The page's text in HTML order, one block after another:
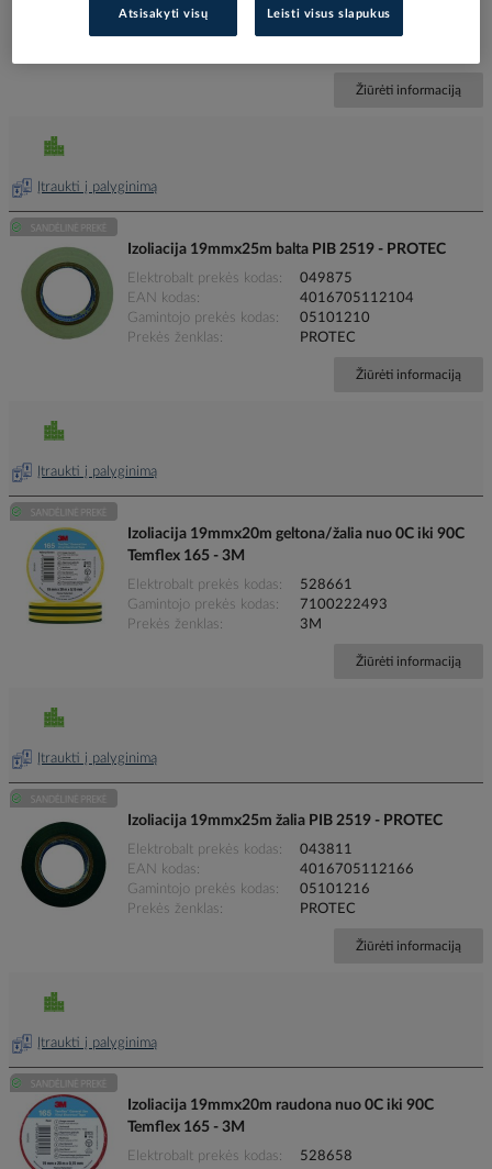
Elektrobalt prekės kodas
527159
Gamintojo prekės kodas
890520-010
Žiūrėti informaciją
Įtraukti į palyginimą
Izoliacija 19mmx25m balta PIB 2519 - PROTEC
Elektrobalt prekės kodas
049875
EAN kodas
4016705112104
Gamintojo prekės kodas
05101210
Prekės ženklas
PROTEC
Žiūrėti informaciją
Įtraukti į palyginimą
Izoliacija 19mmx20m geltona/žalia nuo 0C iki 90C
Temflex 165 - 3M
Elektrobalt prekės kodas
528661
Gamintojo prekės kodas
7100222493
Prekės ženklas
3M
Žiūrėti informaciją
Įtraukti į palyginimą
Izoliacija 19mmx25m žalia PIB 2519 - PROTEC
Elektrobalt prekės kodas
043811
EAN kodas
4016705112166
Gamintojo prekės kodas
05101216
Prekės ženklas
PROTEC
Žiūrėti informaciją
Įtraukti į palyginimą
Izoliacija 19mmx20m raudona nuo 0C iki 90C
Temflex 165 - 3M
Elektrobalt prekės kodas 528658
Atsisakyti visų Leisti visus slapukus